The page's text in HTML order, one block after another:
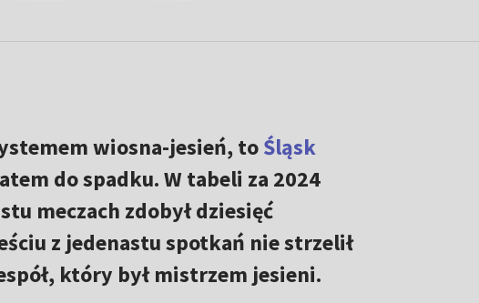
wiosna-jesień, toŚląsk
do spadku. W tabeli za 2024
meczach zdobył dziesięć
z jedenastu spotkań nie strzelił
który był mistrzem jesieni.